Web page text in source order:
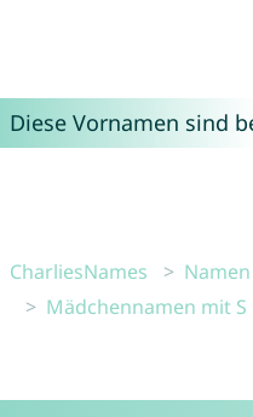
Diese Vornamen sind
CharliesNames Namen
Mädchennamen mit S